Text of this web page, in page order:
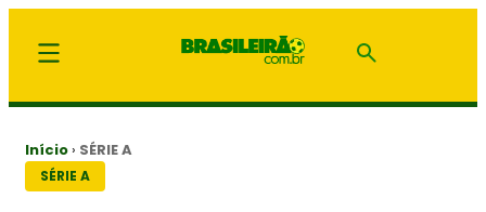
Início › SÉRIE A
SÉRIE A